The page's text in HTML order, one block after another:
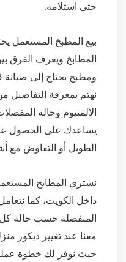
حتى استلامه.
بيع المطبخ المستعمل
المطابخ ويعرف الفرق
ومطبخ يحتاج إلى صيانة
نهتم بمعرفة التفاصيل
الألمنيوم وحالة
يساعدك على الحصول
الطويل أو التفاوض مع
نشتري المطابخ
داخل الكويت، كما
المنفصلة حسب حالة
معنا عند تغيير ديكور
حيث نوفر لك خطوة